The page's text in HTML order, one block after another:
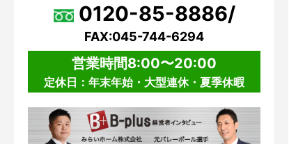
0120-85-8886/
FAX:045-744-6294
営業時間8:00〜20:00
定休日：年末年始・大型連休・夏季休暇